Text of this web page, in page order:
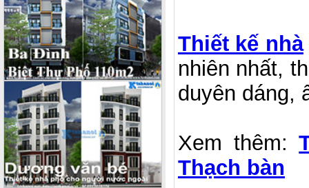
Thiết kế nhà
nhiên nhất,
duyên dáng,
Xem thêm:
Thạch bàn